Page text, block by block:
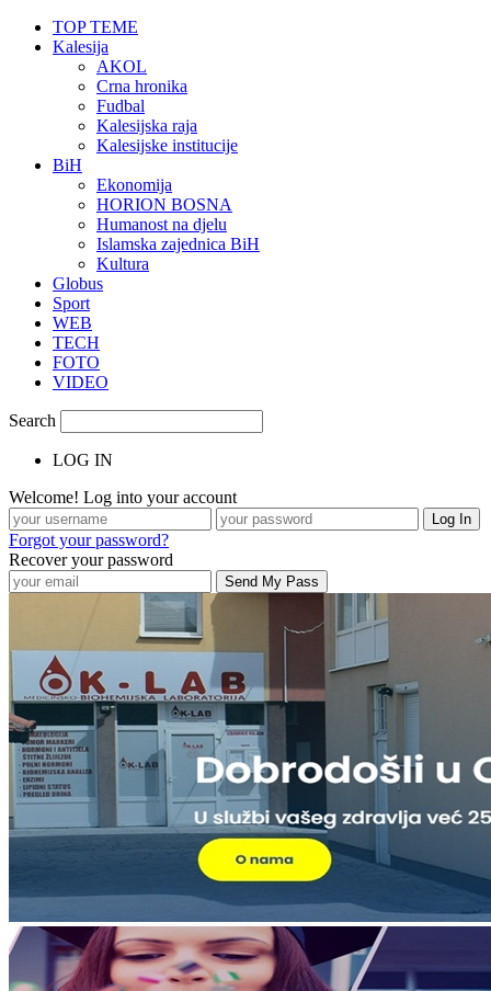
TOP TEME
Kalesija
AKOL
Crna hronika
Fudbal
Kalesijska raja
Kalesijske institucije
BiH
Ekonomija
HORION BOSNA
Humanost na djelu
Islamska zajednica BiH
Kultura
Globus
Sport
WEB
TECH
FOTO
VIDEO
Search
LOG IN
Welcome! Log into your account
Forgot your password?
Recover your password